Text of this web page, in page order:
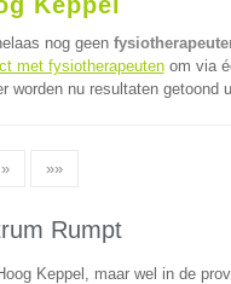
nog geen
met fysiotherapeutenom via
worden nu resultaten getoond
» »»
Rumpt
Keppel, maar wel in de